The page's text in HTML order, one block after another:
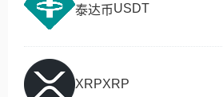
泰达币USDT
XRPXRP